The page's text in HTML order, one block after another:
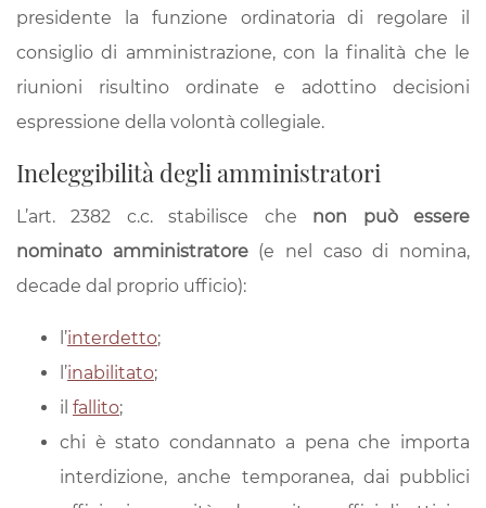
presidente la funzione ordinatoria di regolare il
consiglio di amministrazione, con la finalità che le
riunioni risultino ordinate e adottino decisioni
espressione della volontà collegiale.
Ineleggibilità degli amministratori
L’art. 2382 c.c. stabilisce che non può essere
nominato amministratore(e nel caso di nomina,
decade dal proprio ufficio):
l’interdetto;
l’inabilitato;
il fallito;
chi è stato condannato a pena che importa
interdizione, anche temporanea, dai pubblici